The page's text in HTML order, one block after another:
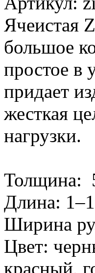
Ячеистая
большое
простое в
придает
жесткая
нагрузки.
Толщина:
Длина:
Ширина
Цвет:
красный,